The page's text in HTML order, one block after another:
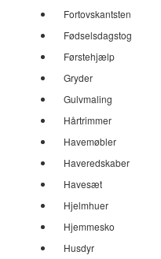
Fortovskantsten
Fødselsdagstog
Førstehjælp
Gryder
Gulvmaling
Hårtrimmer
Havemøbler
Haveredskaber
Havesæt
Hjelmhuer
Hjemmesko
Husdyr